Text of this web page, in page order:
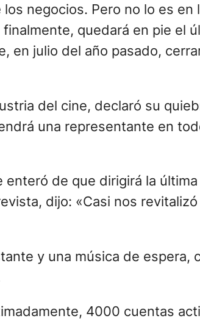
negocios. Pero no lo es en
quedará en pie el
en julio del año pasado,
del cine, declaró su
una representante en
de que dirigirá la
dijo: «Casi nos
y una música de espera,
4000 cuentas